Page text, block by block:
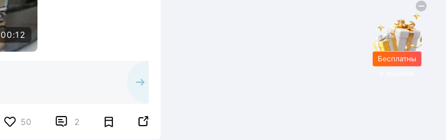
00:12
50  2 
Бесплатны